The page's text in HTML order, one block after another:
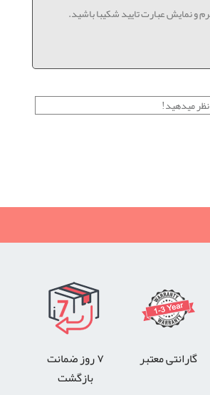
و نمایش عبارت تایید شکیبا باشید.
ميدهيد!
گارانتی معتبر
۷ روز ضمانت
بازگشت